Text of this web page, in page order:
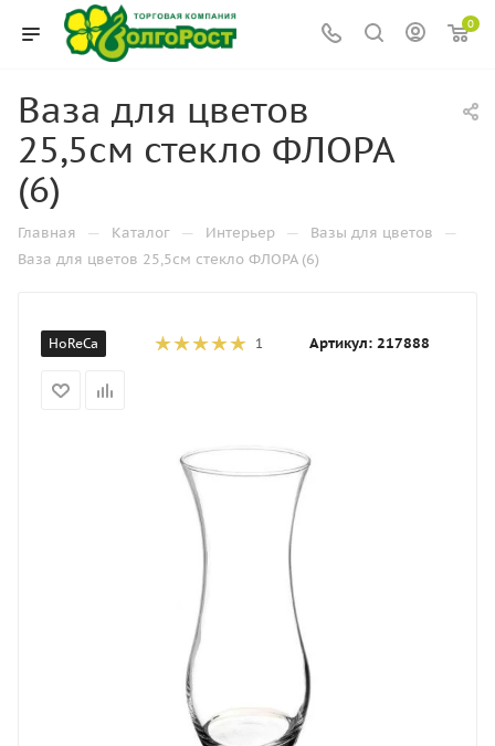
0
Ваза для цветов
25,5см стекло ФЛОРА
(6)
Главная — Каталог — Интерьер — Вазы для цветов —
Ваза для цветов 25,5см стекло ФЛОРА (6)
HoReCa 1 Артикул: 217888